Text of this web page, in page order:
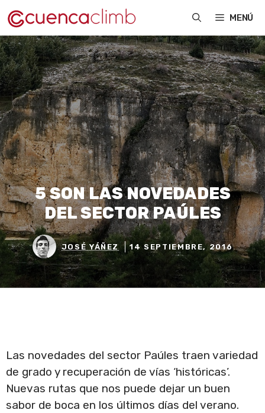
Saltar
al
contenido
MENÚ
5 SON LAS NOVEDADES
DEL SECTOR PAÚLES
JOSÉ YÁÑEZ 14 SEPTIEMBRE, 2016
Las novedades del sector Paúles traen variedad
de grado y recuperación de vías ‘históricas’.
Nuevas rutas que nos puede dejar un buen
sabor de boca en los últimos días del verano.